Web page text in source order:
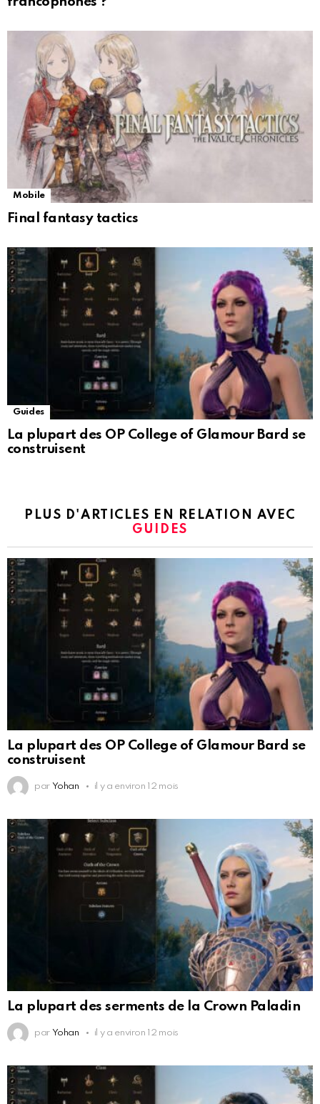
Mobile
Final fantasy tactics
Guides
La plupart des OP College of Glamour Bard se
construisent
PLUS D'ARTICLES EN RELATION AVEC
GUIDES
La plupart des OP College of Glamour Bard se
construisent
par Yohan il y a environ 12 mois
La plupart des serments de la Crown Paladin
par Yohan il y a environ 12 mois